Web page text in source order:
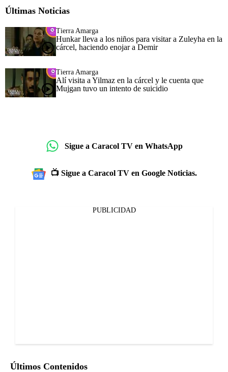
Últimas Noticias
Tierra Amarga
Hunkar lleva a los niños para visitar a Zuleyha en la
cárcel, haciendo enojar a Demir
Tierra Amarga
Alí visita a Yilmaz en la cárcel y le cuenta que
Mujgan tuvo un intento de suicidio
Sigue a Caracol TV en WhatsApp
📺 Sigue a Caracol TV en Google Noticias.
PUBLICIDAD
Últimos Contenidos